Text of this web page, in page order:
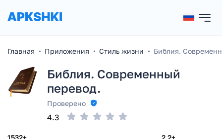
Главная Приложения Стиль жизни Библия.
Библия. Современный
перевод.
Проверено
1532+
2.2+
4.3